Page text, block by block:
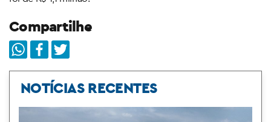
Compartilhe
NOTÍCIAS RECENTES